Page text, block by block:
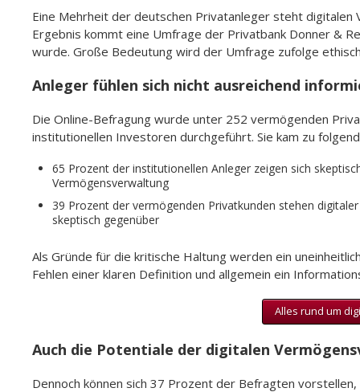
Eine Mehrheit der deutschen Privatanleger steht
Ergebnis kommt eine Umfrage der Privatbank Donner &
wurde. Große Bedeutung wird der Umfrage zufolge
Anleger fühlen sich nicht ausreichend
Die Online-Befragung wurde unter 252 vermögenden
institutionellen Investoren durchgeführt. Sie kam zu
65 Prozent der institutionellen Anleger zeigen sich
Vermögensverwaltung
39 Prozent der vermögenden Privatkunden stehen
skeptisch gegenüber
Als Gründe für die kritische Haltung werden ein
Fehlen einer klaren Definition und allgemein ein
Alles rund um
Auch die Potentiale der digitalen
Dennoch können sich 37 Prozent der Befragten